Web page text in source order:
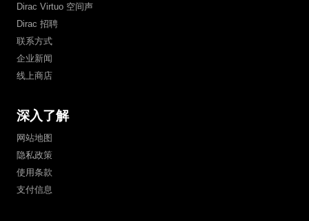
Dirac Virtuo 空间声
Dirac 招聘
联系方式
企业新闻
线上商店
深入了解
网站地图
隐私政策
使用条款
支付信息